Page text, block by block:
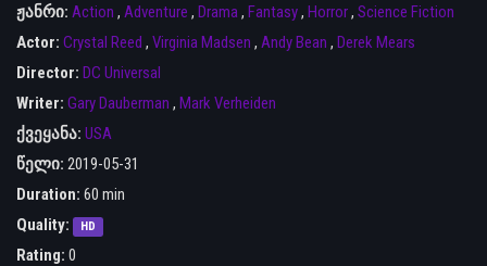
ჟანრი: Action , Adventure , Drama, Fantasy, Horror, Science Fiction
Actor: Crystal Reed , Virginia Madsen , Andy Bean , Derek Mears
Director: DC Universal
Writer: Gary Dauberman , Mark Verheiden
ქვეყანა: USA
წელი: 2019-05-31
Duration: 60 min
Quality:
HD
Rating: 0